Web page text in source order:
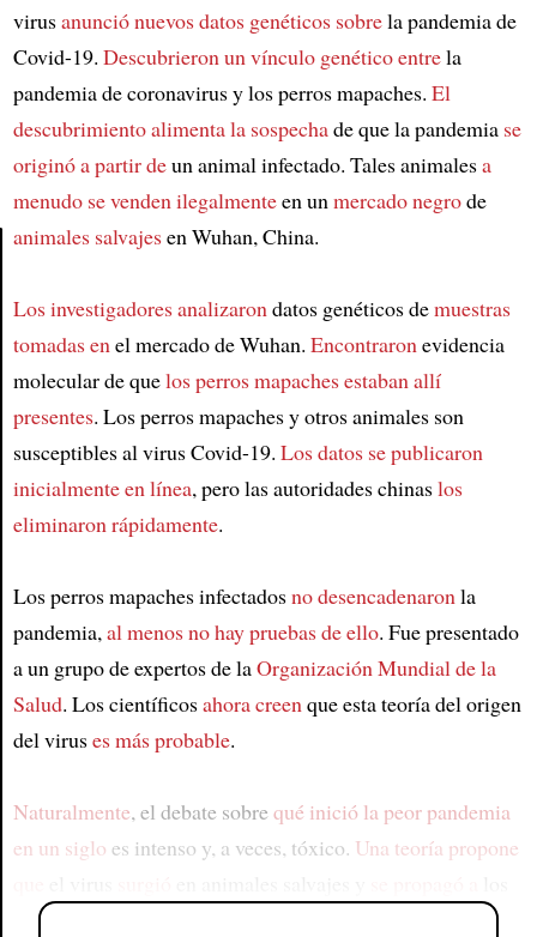
virusanunció nuevos datos genéticos sobrela pandemia de
Covid-19. Descubrieron un vínculo genético entrela
pandemia de coronavirus y los perros mapaches. El
descubrimiento alimenta la sospechade que la pandemia se
originó a partir deun animal infectado. Tales animalesa
menudo se venden ilegalmenteen unmercado negrode
animales salvajesen Wuhan, China.
Los investigadores analizarondatos genéticos demuestras
tomadas enel mercado de Wuhan. Encontraronevidencia
molecular de quelos perros mapaches estaban allí
presentes. Los perros mapaches y otros animales son
susceptibles al virus Covid-19. Los datos se publicaron
inicialmente en línea, pero las autoridades chinaslos
eliminaron rápidamente.
Los perros mapaches infectadosno desencadenaronla
pandemia,al menos no hay pruebas de ello. Fue presentado
a un grupo de expertos de laOrganización Mundial de la
Salud. Los científicosahora creenque esta teoría del origen
del viruses más probable.
Naturalmente, el debate sobrequé inició la peor pandemia
en un siglo es intenso y, a veces, tóxico. Una teoría propone